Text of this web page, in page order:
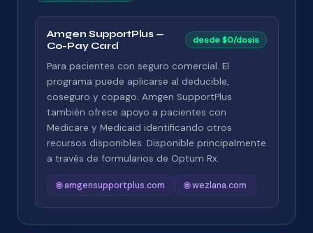
Amgen SupportPlus —
Co-Pay Card
desde $0/dosis
Para pacientes con seguro comercial. El
programa puede aplicarse al deducible,
coseguro y copago. Amgen SupportPlus
también ofrece apoyo a pacientes con
Medicare y Medicaid identificando otros
recursos disponibles. Disponible principalmente
a través de formularios de Optum Rx.
🌐 amgensupportplus.com 🌐 wezlana.com